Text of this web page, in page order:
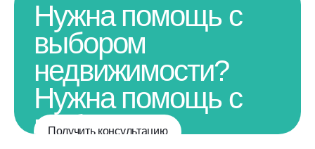
Нужна помощь с
выбором
недвижимости?
Нужна помощь с
выбором
Получить консультацию